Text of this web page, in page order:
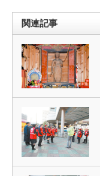
関連記事